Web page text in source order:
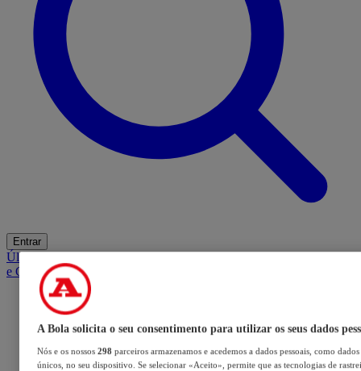
Entrar
ÚltimasMercadoOpiniãoiGaming HubA BOLA SUGEREBarba
e Cabelo
A Bola solicita o seu consentimento para utilizar os seus dados
Nós e os nossos 298 parceiros armazenamos e acedemos a dados pessoais, como
únicos, no seu dispositivo. Se selecionar «Aceito», permite que as tecnologias de